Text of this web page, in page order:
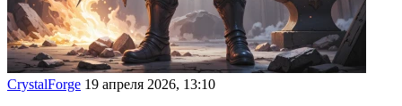
CrystalForge 19 апреля 2026, 13:10